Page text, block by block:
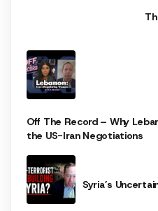
Off The Record – Why
the US-Iran Negotiations
Syria’s